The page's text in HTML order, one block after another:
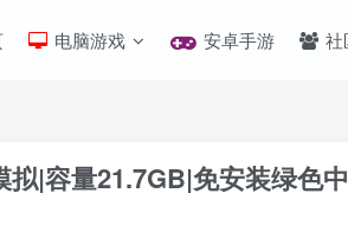
电脑游戏 安卓手游 社
|容量21.7GB|免安装绿色